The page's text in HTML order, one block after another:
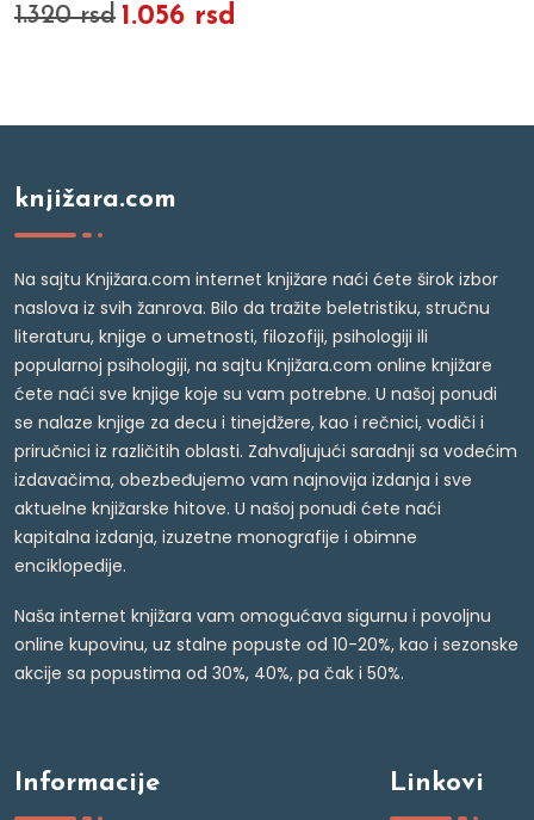
1.320 rsd 1.056 rsd
knjižara.com
Na sajtu Knjižara.com internet knjižare naći ćete širok izbor
naslova iz svih žanrova. Bilo da tražite beletristiku, stručnu
literaturu, knjige o umetnosti, filozofiji, psihologiji ili
popularnoj psihologiji, na sajtu Knjižara.com online knjižare
ćete naći sve knjige koje su vam potrebne. U našoj ponudi
se nalaze knjige za decu i tinejdžere, kao i rečnici, vodiči i
priručnici iz različitih oblasti. Zahvaljujući saradnji sa vodećim
izdavačima, obezbeđujemo vam najnovija izdanja i sve
aktuelne knjižarske hitove. U našoj ponudi ćete naći
kapitalna izdanja, izuzetne monografije i obimne
enciklopedije.
Naša internet knjižara vam omogućava sigurnu i povoljnu
online kupovinu, uz stalne popuste od 10-20%, kao i sezonske
akcije sa popustima od 30%, 40%, pa čak i 50%.
Informacije Linkovi